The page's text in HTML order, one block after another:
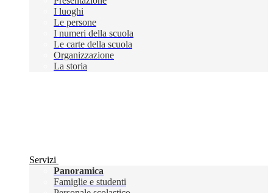
I luoghi
Le persone
I numeri della scuola
Le carte della scuola
Organizzazione
La storia
Servizi
Panoramica
Famiglie e studenti